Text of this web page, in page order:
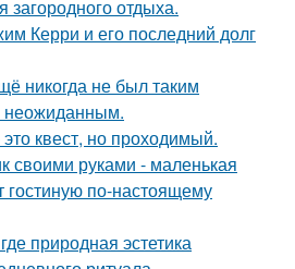
загородного отдыха.
Керри и его последний долг
никогда не был таким
квест, но проходимый.
своими руками - маленькая
гостиную по-настоящему
природная эстетика